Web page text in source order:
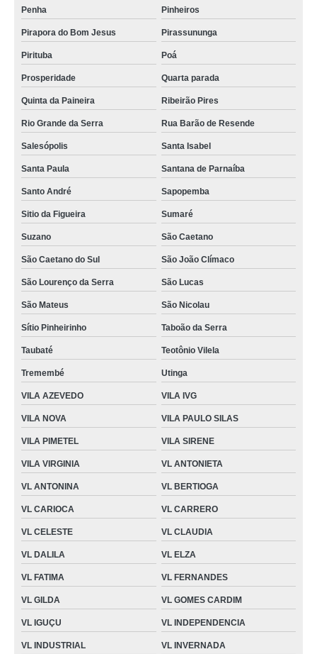
valor de equipamentos para suco Contagem
maquinário para fábrica bebidas Cajazeiras
manutenção de equipamentos de sucos Marataízes
valor de maquinário para fábrica de bebidas Jardim São Roberto
equipamentos para sucos orçamento Vila Sonia
equipamentos de sucos Ribeirão Pires
maquinário para laticínio orçamento VL MACEDOPOLIS
equipamentos de laticínio preço Contagem
maquinário para fábrica de sucos preço Campo Largo
Penha Pinheiros
Pirapora do Bom Jesus Pirassununga
Pirituba Poá
Prosperidade Quarta parada
Quinta da Paineira Ribeirão Pires
Rio Grande da Serra Rua Barão de Resende
Salesópolis Santa Isabel
Santa Paula Santana de Parnaíba
Santo André Sapopemba
Sitio da Figueira Sumaré
Suzano São Caetano
São Caetano do Sul São João Clímaco
São Lourenço da Serra São Lucas
São Mateus São Nicolau
Sítio Pinheirinho Taboão da Serra
Taubaté Teotônio Vilela
Tremembé Utinga
VILA AZEVEDO VILA IVG
VILA NOVA VILA PAULO SILAS
VILA PIMETEL VILA SIRENE
VILA VIRGINIA VL ANTONIETA
VL ANTONINA VL BERTIOGA
VL CARIOCA VL CARRERO
VL CELESTE VL CLAUDIA
VL DALILA VL ELZA
VL FATIMA VL FERNANDES
VL GILDA VL GOMES CARDIM
VL IGUÇU VL INDEPENDENCIA
VL INDUSTRIAL VL INVERNADA